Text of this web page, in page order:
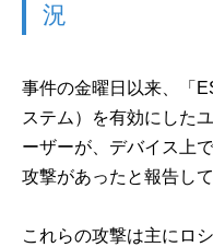
況
事件の金曜日以来、「
ステム）を有効にした
ーザーが、デバイス上
攻撃があったと報告して
これらの攻撃は主にロ